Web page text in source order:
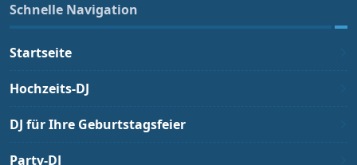
Schnelle Navigation
Startseite
Hochzeits-DJ
DJ für Ihre Geburtstagsfeier
Party-DJ